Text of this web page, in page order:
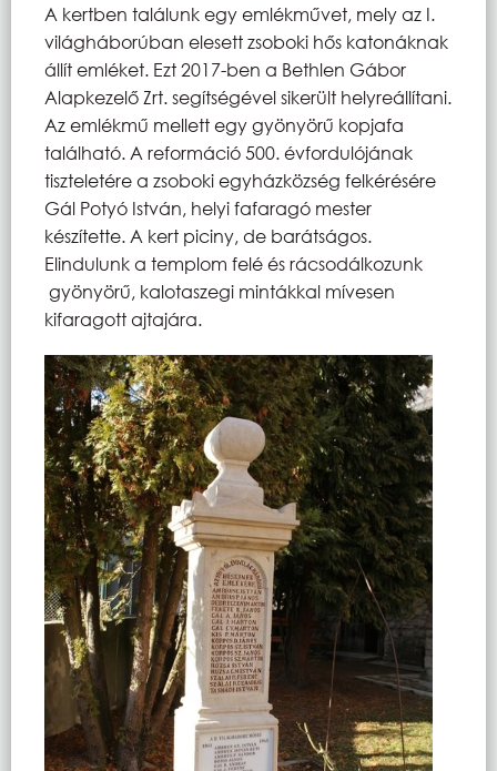
A kertben találunk egy emlékművet, mely az I.
világháborúban elesett zsoboki hős katonáknak
állít emléket. Ezt 2017-ben a Bethlen Gábor
Alapkezelő Zrt. segítségével sikerült helyreállítani.
Az emlékmű mellett egy gyönyörű kopjafa
található. A reformáció 500. évfordulójának
tiszteletére a zsoboki egyházközség felkérésére
Gál Potyó István, helyi fafaragó mester
készítette. A kert piciny, de barátságos.
Elindulunk a templom felé és rácsodálkozunk
gyönyörű, kalotaszegi mintákkal mívesen
kifaragott ajtajára.